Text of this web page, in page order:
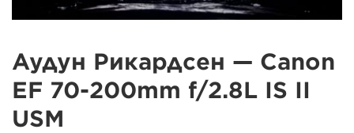
Аудун Рикардсен — Canon
EF 70-200mm f/2.8L IS II
USM